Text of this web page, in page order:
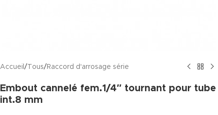
Accueil /Tous/ Raccord d'arrosage série
Embout cannelé fem.1/4″ tournant pour tube
int.8 mm